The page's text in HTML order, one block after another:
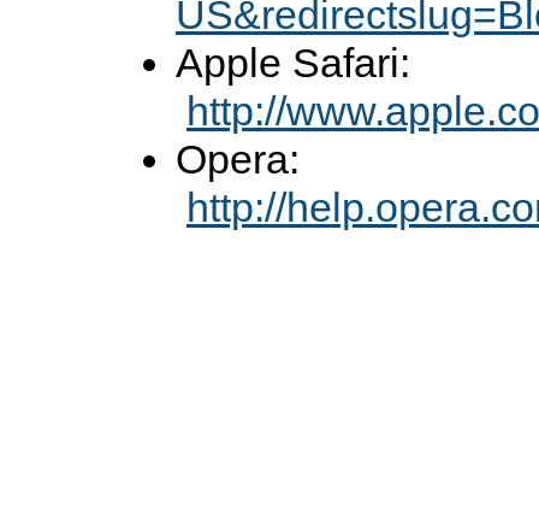
Apple Safari:
http://
Opera:
http://